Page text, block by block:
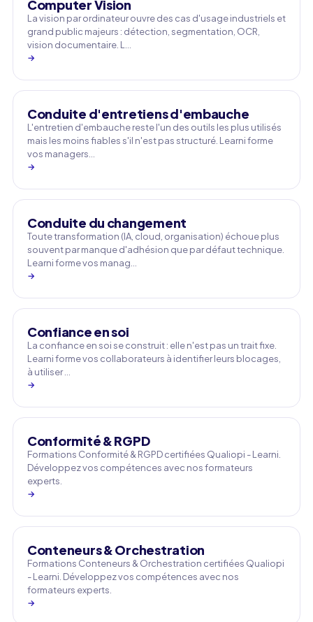
Computer Vision
La vision par ordinateur ouvre des cas d'usage industriels et
grand public majeurs : détection, segmentation, OCR,
vision documentaire. L…
→
Conduite d'entretiens d'embauche
L'entretien d'embauche reste l'un des outils les plus utilisés
mais les moins fiables s'il n'est pas structuré. Learni forme
vos managers…
→
Conduite du changement
Toute transformation (IA, cloud, organisation) échoue plus
souvent par manque d'adhésion que par défaut technique.
Learni forme vos manag…
→
Confiance en soi
La confiance en soi se construit : elle n'est pas un trait fixe.
Learni forme vos collaborateurs à identifier leurs blocages,
à utiliser …
→
Conformité & RGPD
Formations Conformité & RGPD certifiées Qualiopi - Learni.
Développez vos compétences avec nos formateurs
experts.
→
Conteneurs & Orchestration
Formations Conteneurs & Orchestration certifiées Qualiopi
- Learni. Développez vos compétences avec nos
formateurs experts.
→